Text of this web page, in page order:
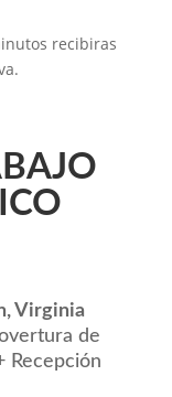
recibiras
Virginia
de
Recepción